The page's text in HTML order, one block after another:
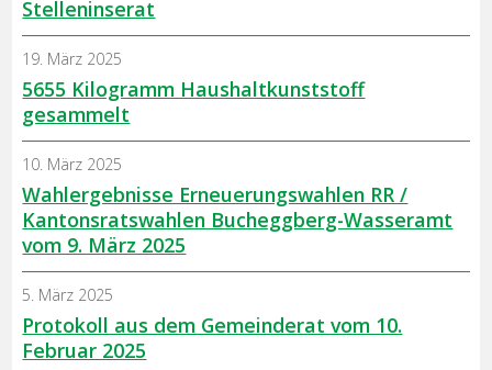
Stelleninserat
5655 Kilogramm Haushaltkunststoff
gesammelt
19. März 2025
Wahlergebnisse Erneuerungswahlen RR /
Kantonsratswahlen Bucheggberg-Wasseramt
vom 9. März 2025
10. März 2025
Protokoll aus dem Gemeinderat vom 10.
Februar 2025
5. März 2025